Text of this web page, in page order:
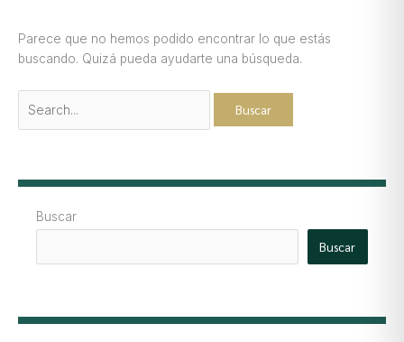
Parece que no hemos podido encontrar lo que estás
buscando. Quizá pueda ayudarte una búsqueda.
Buscar
Buscar